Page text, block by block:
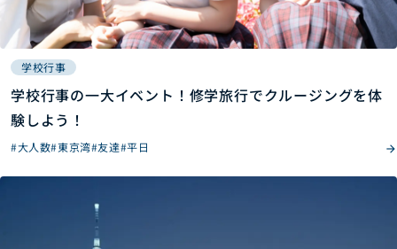
学校行事
学校行事の一大イベント！修学旅行でクルージングを体
験しよう！
#大人数#東京湾#友達#平日